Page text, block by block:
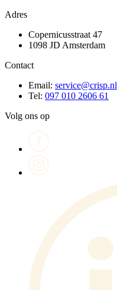
Adres
Copernicusstraat 47
1098 JD Amsterdam
Contact
Email: service@crisp.nl
Tel: 097 010 2606 61
Volg ons op